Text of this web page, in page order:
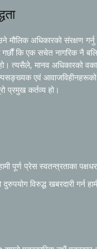
मौलिक अधिकारको संरक्षण गर्नु
गर्छौं कि एक सचेत नागरिक नै
त्यसैले, मानव अधिकारको
एवं
प्रमुख कर्तव्य हो।
पूर्ण प्रेस स्वतन्त्रताका
दुरुपयोग विरुद्ध खबरदारी गर्न